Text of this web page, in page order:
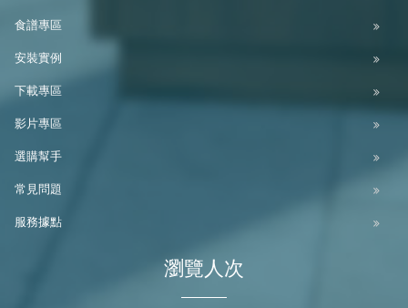
食譜專區
安裝實例
下載專區
影片專區
選購幫手
常見問題
服務據點
瀏覽人次